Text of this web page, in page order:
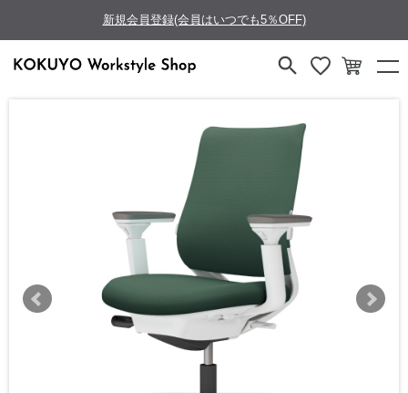
新規会員登録(会員はいつでも5％OFF)